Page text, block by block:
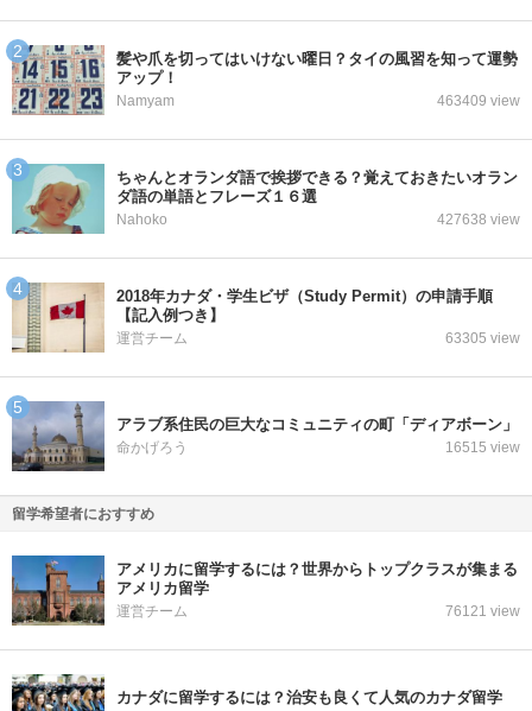
髪や爪を切ってはいけない曜日？タイの風習を知って運勢
アップ！
Namyam 463409 view
ちゃんとオランダ語で挨拶できる？覚えておきたいオラン
ダ語の単語とフレーズ１６選
Nahoko 427638 view
2018年カナダ・学生ビザ（Study Permit）の申請手順
【記入例つき】
運営チーム 63305 view
アラブ系住民の巨大なコミュニティの町「ディアボーン」
命かげろう 16515 view
留学希望者におすすめ
アメリカに留学するには？世界からトップクラスが集まる
アメリカ留学
運営チーム 76121 view
カナダに留学するには？治安も良くて人気のカナダ留学